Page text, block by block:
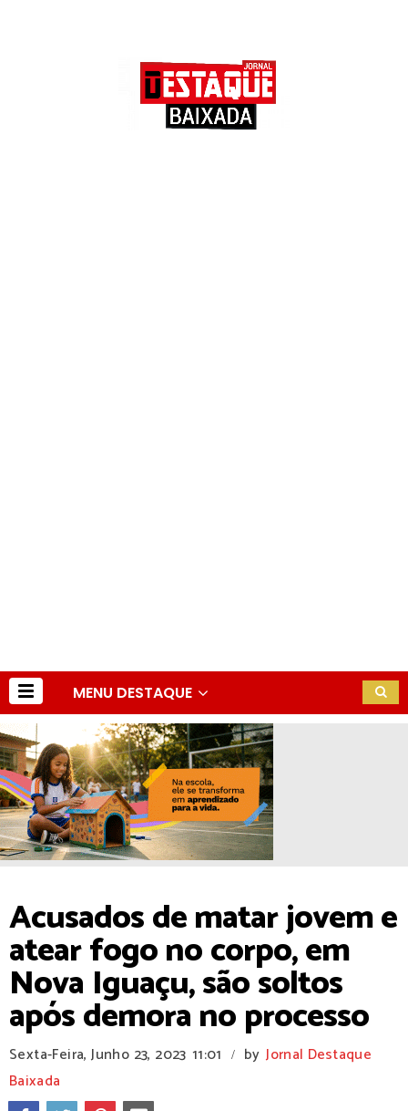
MENU DESTAQUE
Acusados de matar jovem e
atear fogo no corpo, em
Nova Iguaçu, são soltos
após demora no processo
Sexta-Feira, Junho 23, 2023 11:01 / by Jornal Destaque
Baixada